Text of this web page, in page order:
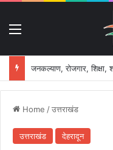
Home /उत्तराखंड
उत्तराखंड देहरादून